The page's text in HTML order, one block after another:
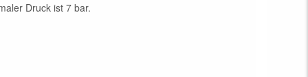
Druck ist 7 bar.